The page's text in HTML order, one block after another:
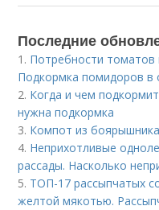
Последние
1. Потребности томатов
Подкормка помидоров в
2. Когда и чем
нужна подкормка
3. Компот из
4. Неприхотливые
рассады. Насколько
5. ТОП-17 рассыпчатых
желтой мякотью.